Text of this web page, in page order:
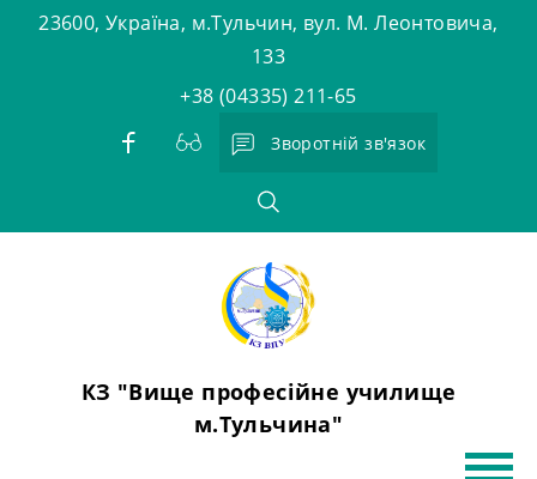
23600, Україна, м.Тульчин, вул. М. Леонтовича,
133
+38 (04335) 211-65
Зворотній зв'язок
КЗ "Вище професійне училище
м.Тульчина"